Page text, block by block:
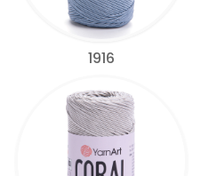
1916